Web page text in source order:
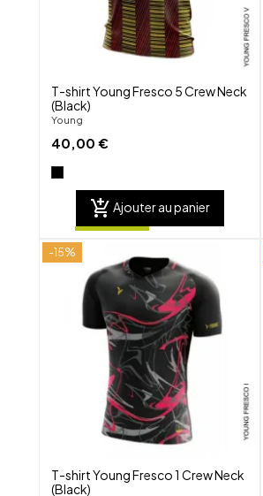
T-shirt Young Fresco 5 Crew Neck
(Black)
Young
40,00 €
add_shopping_cart Ajouter au panier
-15%
T-shirt Young Fresco 1 Crew Neck
(Black)